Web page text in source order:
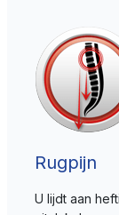
Rugpijn
U lijdt aan